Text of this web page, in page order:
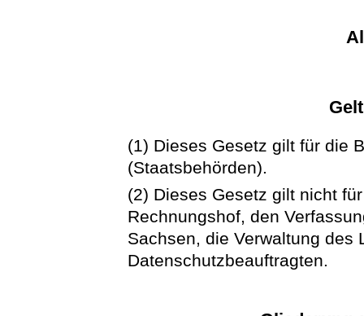
(1) Dieses Gesetz gilt für die
(Staatsbehörden).
(2) Dieses Gesetz gilt nicht
Rechnungshof, den
Sachsen, die Verwaltung des
Datenschutzbeauftragten.